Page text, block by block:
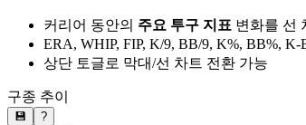
커리어 동안의 주요 투구 지표 변화를 선
ERA, WHIP, FIP, K/9, BB/9, K%, BB%, K-
상단 토글로 막대/선 차트 전환 가능
구종 추이
💾 ?